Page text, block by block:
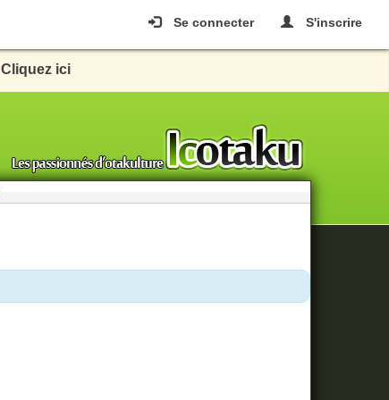
Se connecter S'inscrire
Cliquez ici